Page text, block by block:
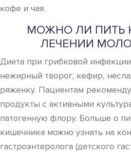
кофе и чая.
МОЖНО ЛИ ПИТЬ
ЛЕЧЕНИИ
Диета при грибковой
нежирный творог, кефир,
ряженку. Пациентам
продукты с активными
патогенную флору. Больше о
кишечника можно узнать на
гастроэнтеролога (детского